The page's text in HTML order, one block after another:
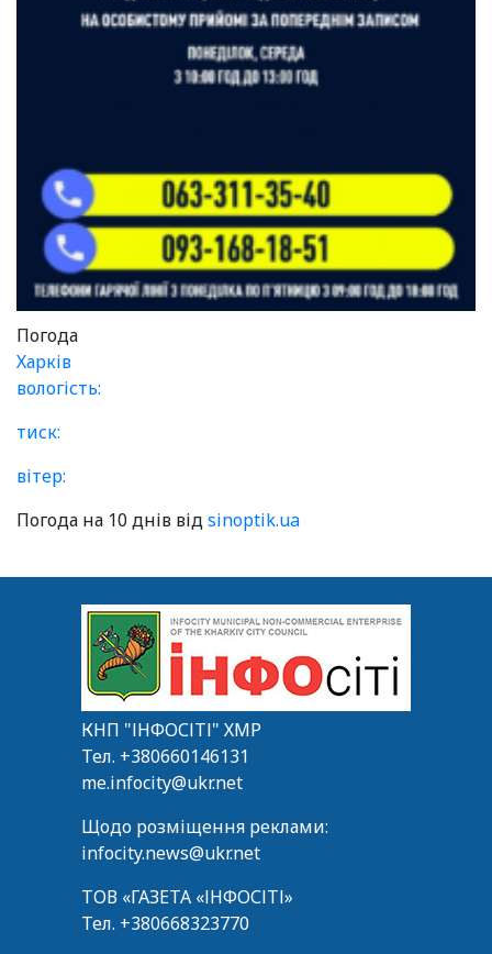
Погода
Харків
вологість:
тиск:
вітер:
Погода на 10 днів відsinoptik.ua
КНП "ІНФОСІТІ" ХМР
Тел. +380660146131
me.infocity@ukr.net
Щодо розміщення реклами:
infocity.news@ukr.net
ТОВ «ГАЗЕТА «ІНФОСІТІ»
Тел. +380668323770